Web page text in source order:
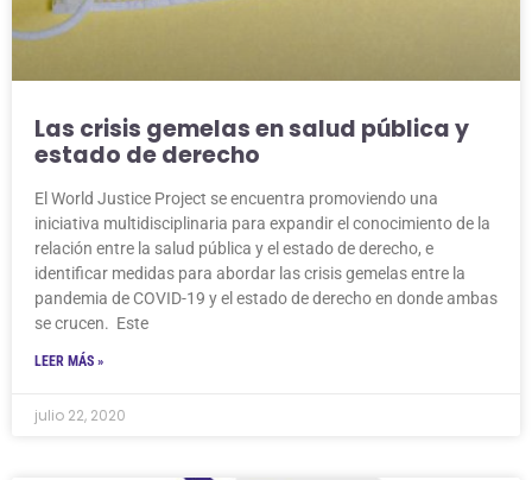
Las crisis gemelas en salud pública y
estado de derecho
El World Justice Project se encuentra promoviendo una
iniciativa multidisciplinaria para expandir el conocimiento de la
relación entre la salud pública y el estado de derecho, e
identificar medidas para abordar las crisis gemelas entre la
pandemia de COVID-19 y el estado de derecho en donde ambas
se crucen. Este
LEER MÁS »
julio 22, 2020